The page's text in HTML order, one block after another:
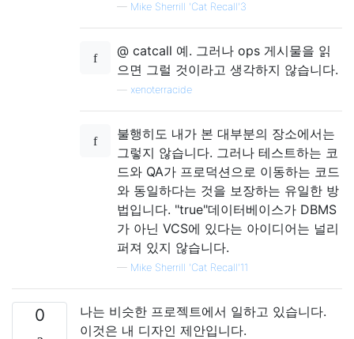
— Mike Sherrill 'Cat Recall'3
@ catcall 예. 그러나 ops 게시물을 읽
으면 그럴 것이라고 생각하지 않습니다.
xenoterracide
불행히도 내가 본 대부분의 장소에서는
그렇지 않습니다. 그러나 테스트하는 코
드와 QA가 프로덕션으로 이동하는 코드
와 동일하다는 것을 보장하는 유일한 방
법입니다. "true"데이터베이스가 DBMS
가 아닌 VCS에 있다는 아이디어는 널리
퍼져 있지 않습니다.
— Mike Sherrill 'Cat Recall'11
0
나는 비슷한 프로젝트에서 일하고 있습니다.
이것은 내 디자인 제안입니다.